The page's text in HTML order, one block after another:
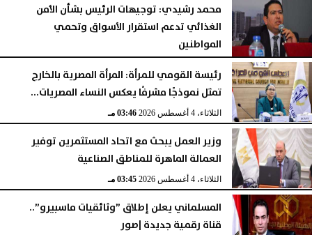
محمد رشيدي: توجيهات الرئيس بشأن الأمن
الغذائي تدعم استقرار الأسواق وتحمي
المواطنين
الثلاثاء، 4 أغسطس 2026
رئيسة القومي للمرأة: المرأة المصرية بالخارج
تمثل نموذجًا مشرفًا يعكس النساء المصريات...
الثلاثاء، 4 أغسطس 2026 03:46 مـ
وزير العمل يبحث مع اتحاد المستثمرين توفير
العمالة الماهرة للمناطق الصناعية
الثلاثاء، 4 أغسطس 2026 03:45 مـ
المسلماني يعلن إطلاق ”وثائقيات ماسبيرو”..
قناة رقمية جديدة |صور